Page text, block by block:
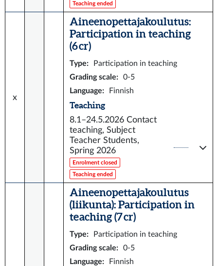
Teaching ended
x
Aineenopettajakoulutus:
Participation in teaching
(6 cr)
Type:
Participation in teaching
Grading scale:
0-5
Language: Finnish
Teaching
8.1–24.5.2026 Contact
teaching, Subject
Teacher Students,
Spring 2026
Enrolment closed
Teaching ended
Aineenopettajakoulutus
(liikunta): Participation in
teaching (7 cr)
Type:
Participation in teaching
Grading scale:
0-5
Language: Finnish